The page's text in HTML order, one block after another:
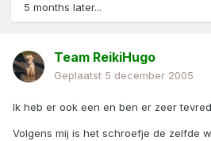
5 months later...
Team ReikiHugo
Geplaatst 5 december 2005
Ik heb er ook een en ben er zeer
Volgens mij is het schroefje de zelfde